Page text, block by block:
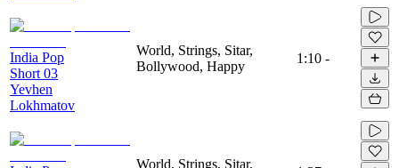
India Pop
Short 03
Yevhen
Lokhmatov
World, Strings, Sitar,
Bollywood, Happy
1:10 -
World, Strings, Sitar,